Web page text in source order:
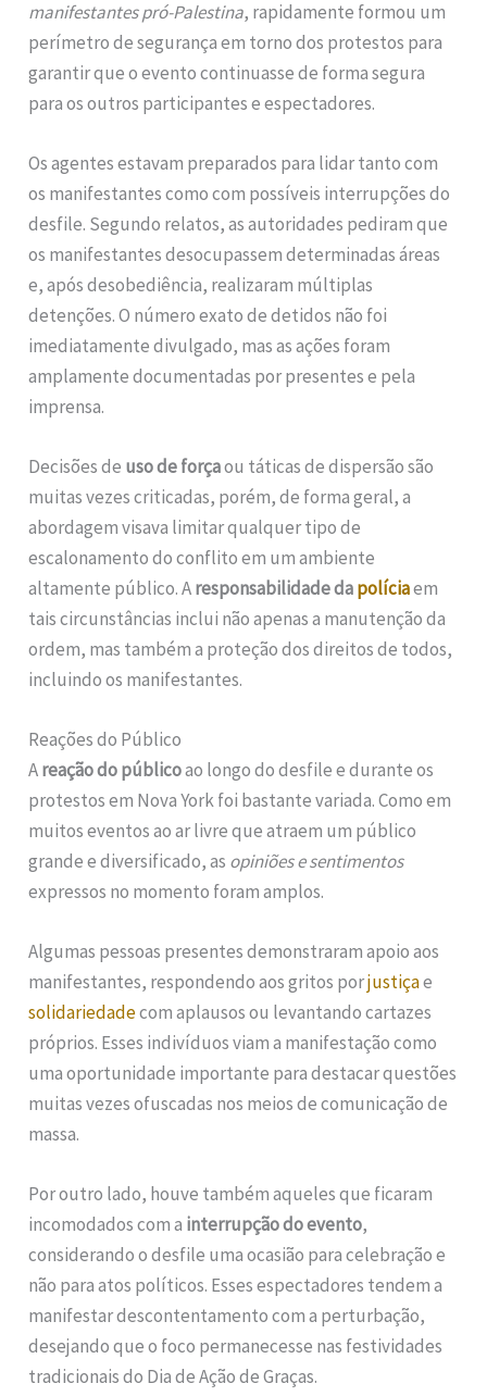
manifestantes pró-Palestina, rapidamente formou um
perímetro de segurança em torno dos protestos para
garantir que o evento continuasse de forma segura
para os outros participantes e espectadores.
Os agentes estavam preparados para lidar tanto com
os manifestantes como com possíveis interrupções do
desfile. Segundo relatos, as autoridades pediram que
os manifestantes desocupassem determinadas áreas
e, após desobediência, realizaram múltiplas
detenções. O número exato de detidos não foi
imediatamente divulgado, mas as ações foram
amplamente documentadas por presentes e pela
imprensa.
Decisões de uso de forçaou táticas de dispersão são
muitas vezes criticadas, porém, de forma geral, a
abordagem visava limitar qualquer tipo de
escalonamento do conflito em um ambiente
altamente público. Aresponsabilidade dapolíciaem
tais circunstâncias inclui não apenas a manutenção da
ordem, mas também a proteção dos direitos de todos,
incluindo os manifestantes.
Reações do Público
Areação do públicoao longo do desfile e durante os
protestos em Nova York foi bastante variada. Como em
muitos eventos ao ar livre que atraem um público
grande e diversificado, as opiniões e sentimentos
expressos no momento foram amplos.
Algumas pessoas presentes demonstraram apoio aos
manifestantes, respondendo aos gritos porjustiçae
solidariedadecom aplausos ou levantando cartazes
próprios. Esses indivíduos viam a manifestação como
uma oportunidade importante para destacar questões
muitas vezes ofuscadas nos meios de comunicação de
massa.
Por outro lado, houve também aqueles que ficaram
incomodados com a interrupção do evento,
considerando o desfile uma ocasião para celebração e
não para atos políticos. Esses espectadores tendem a
manifestar descontentamento com a perturbação,
desejando que o foco permanecesse nas festividades
tradicionais do Dia de Ação de Graças.